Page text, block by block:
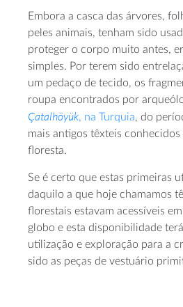
Embora a casca das árvores,
peles animais, tenham sido
proteger o corpo muito antes,
simples. Por terem sido
um pedaço de tecido, os
roupa encontrados por
Çatalhöyük, na Turquia, do
mais antigos têxteis
floresta.
Se é certo que estas primeiras
daquilo a que hoje chamamos
florestais estavam acessíveis
globo e esta disponibilidade
utilização e exploração para a
sido as peças de vestuário